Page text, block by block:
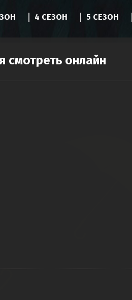
4 СЕЗОН 5 СЕЗОН
смотреть онлайн